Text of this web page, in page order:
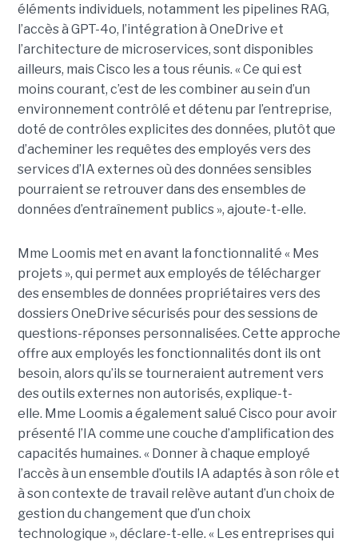
éléments individuels, notamment les pipelines RAG,
l’accès à GPT-4o, l’intégration à OneDrive et
l’architecture de microservices, sont disponibles
ailleurs, mais Cisco les a tous réunis. « Ce qui est
moins courant, c’est de les combiner au sein d’un
environnement contrôlé et détenu par l’entreprise,
doté de contrôles explicites des données, plutôt que
d’acheminer les requêtes des employés vers des
services d’IA externes où des données sensibles
pourraient se retrouver dans des ensembles de
données d’entraînement publics », ajoute-t-elle.
Mme Loomis met en avant la fonctionnalité « Mes
projets », qui permet aux employés de télécharger
des ensembles de données propriétaires vers des
dossiers OneDrive sécurisés pour des sessions de
questions-réponses personnalisées. Cette approche
offre aux employés les fonctionnalités dont ils ont
besoin, alors qu’ils se tourneraient autrement vers
des outils externes non autorisés, explique-t-
elle. Mme Loomis a également salué Cisco pour avoir
présenté l’IA comme une couche d’amplification des
capacités humaines. « Donner à chaque employé
l’accès à un ensemble d’outils IA adaptés à son rôle et
à son contexte de travail relève autant d’un choix de
gestion du changement que d’un choix
technologique », déclare-t-elle. « Les entreprises qui